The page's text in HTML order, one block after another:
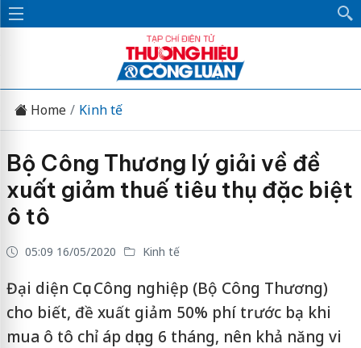
Home Kinh tế
Bộ Công Thương lý giải về đề
xuất giảm thuế tiêu thụ đặc biệt
ô tô
05:09 16/05/2020 Kinh tế
Đại diện Cục Công nghiệp (Bộ Công Thương)
cho biết, đề xuất giảm 50% phí trước bạ khi
mua ô tô chỉ áp dụng 6 tháng, nên khả năng vi